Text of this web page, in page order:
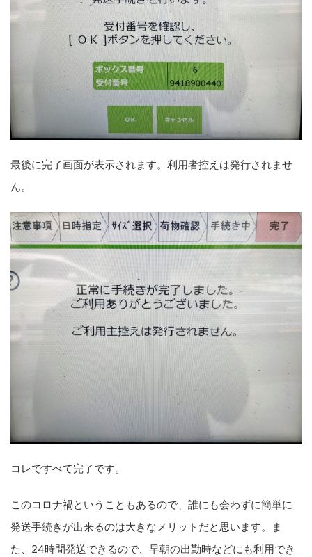
最後に完了画面が表示されます。利用者控えは発行されませ
ん。
コレですべて完了です。
このコロナ禍ということもあるので、誰にも会わずに簡単に
発送手続きが出来るのは大きなメリットだと思います。ま
た、24時間発送できるので、早朝の出勤時などにも利用でき